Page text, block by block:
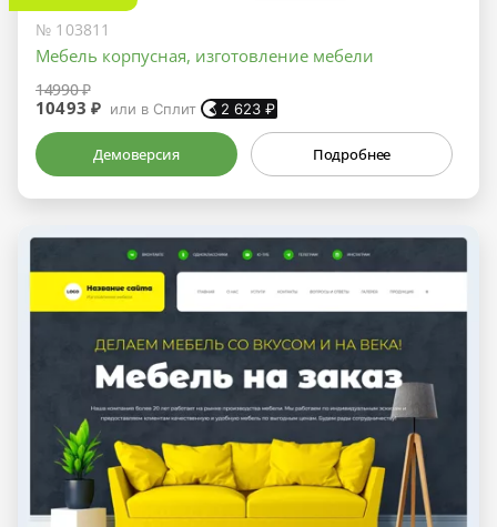
№ 103811
Мебель корпусная, изготовление мебели
14990 ₽
10493 ₽ или в Сплит 2 623 ₽
Демоверсия Подробнее